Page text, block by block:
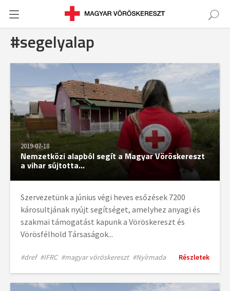
#segelyalap
2019-07-18
Nemzetközi alapból segít a Magyar Vöröskereszt
a vihar sújtotta...
Szervezetünk a június végi heves esőzések 7200
károsultjának nyújt segítséget, amelyhez anyagi és
szakmai támogatást kapunk a Vöröskereszt és
Vörösfélhold Társaságok...
#dref #IFRC #magyar vöröskereszt #Nyírmada Részletek